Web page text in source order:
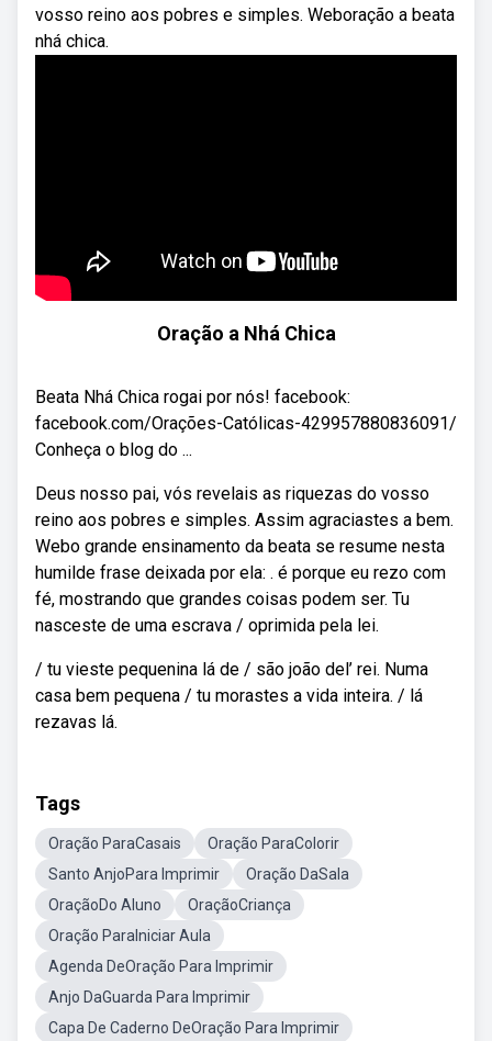
vosso reino aos pobres e simples. Weboração a beata
nhá chica.
Oração a Nhá Chica
Beata Nhá Chica rogai por nós! facebook:
facebook.com/Orações-Católicas-429957880836091/
Conheça o blog do ...
Deus nosso pai, vós revelais as riquezas do vosso
reino aos pobres e simples. Assim agraciastes a bem.
Webo grande ensinamento da beata se resume nesta
humilde frase deixada por ela: . é porque eu rezo com
fé, mostrando que grandes coisas podem ser. Tu
nasceste de uma escrava / oprimida pela lei.
/ tu vieste pequenina lá de / são joão del’ rei. Numa
casa bem pequena / tu morastes a vida inteira. / lá
rezavas lá.
Tags
Oração ParaCasais
Oração ParaColorir
Santo AnjoPara Imprimir
Oração DaSala
OraçãoDo Aluno
OraçãoCriança
Oração ParaIniciar Aula
Agenda DeOração Para Imprimir
Anjo DaGuarda Para Imprimir
Capa De Caderno DeOração Para Imprimir